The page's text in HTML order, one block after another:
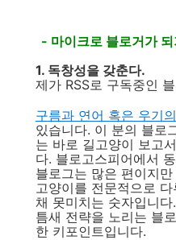
- 마이크로 블로거가
1. 독창성을 갖춘다.
제가 RSS로 구독중인
구름과 연어 혹은 우기
있습니다. 이 분의 블로
는 바로 길고양이 보고
다. 블로고스피어에서
블로그는 많은 편이지
고양이를 전문적으로
채 못미치는 숫자입니
틈새 전략을 노리는 블
한 키포인트입니다.